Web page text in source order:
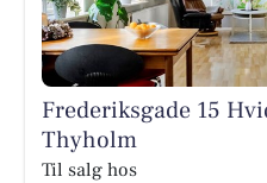
Frederiksgade 15
Thyholm
Til salg hos